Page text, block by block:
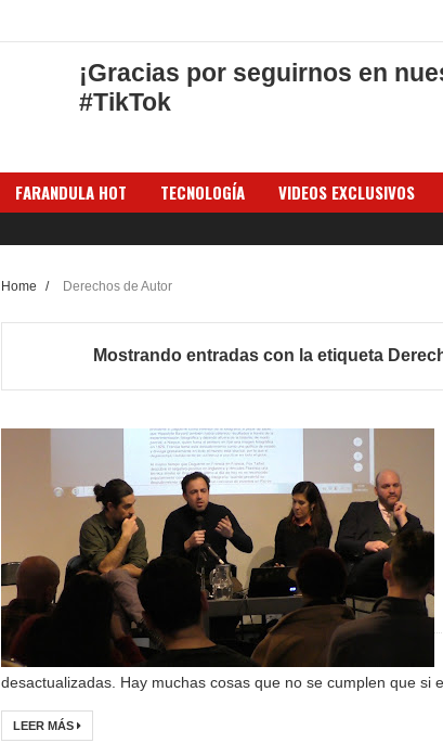
¡Gracias por seguirnos en
#TikTok
FARANDULA HOT TECNOLOGÍA VIDEOS EXCLUSIVOS
Home / Derechos de Autor
Mostrando entradas con la etiqueta
desactualizadas. Hay muchas cosas que no se cumplen que si
LEER MÁS